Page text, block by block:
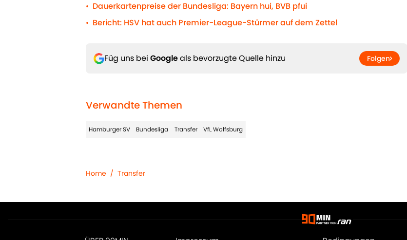
• Dauerkartenpreise der Bundesliga: Bayern hui, BVB pfui
• Bericht: HSV hat auch Premier-League-Stürmer auf dem Zettel
Füg uns bei Googleals bevorzugte Quelle hinzu Folgen
Verwandte Themen
Hamburger SV Bundesliga Transfer VfL Wolfsburg
Home / Transfer